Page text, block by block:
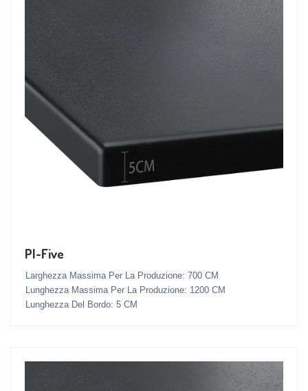
PI-Five
Larghezza Massima Per La Produzione: 700 CM
Lunghezza Massima Per La Produzione: 1200 CM
Lunghezza Del Bordo: 5 CM